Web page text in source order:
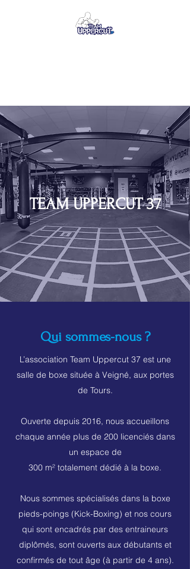
TEAM UPPERCUT 37
Qui sommes-nous ?
L’association Team Uppercut 37 est une
salle de boxe située à Veigné, aux portes
de Tours.
Ouverte depuis 2016, nous accueillons
chaque année plus de 200 licenciés dans
un espace de
300 m² totalement dédié à la boxe.
Nous sommes spécialisés dans la boxe
pieds-poings (Kick-Boxing) et nos cours
qui sont encadrés par des entraineurs
diplômés, sont ouverts aux débutants et
confirmés de tout âge (à partir de 4 ans).